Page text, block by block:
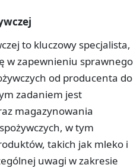
to kluczowy specjalista,
w zapewnieniu sprawnego
od producenta do
zadaniem jest
magazynowania
w tym
takich jak mleko i
uwagi w zakresie